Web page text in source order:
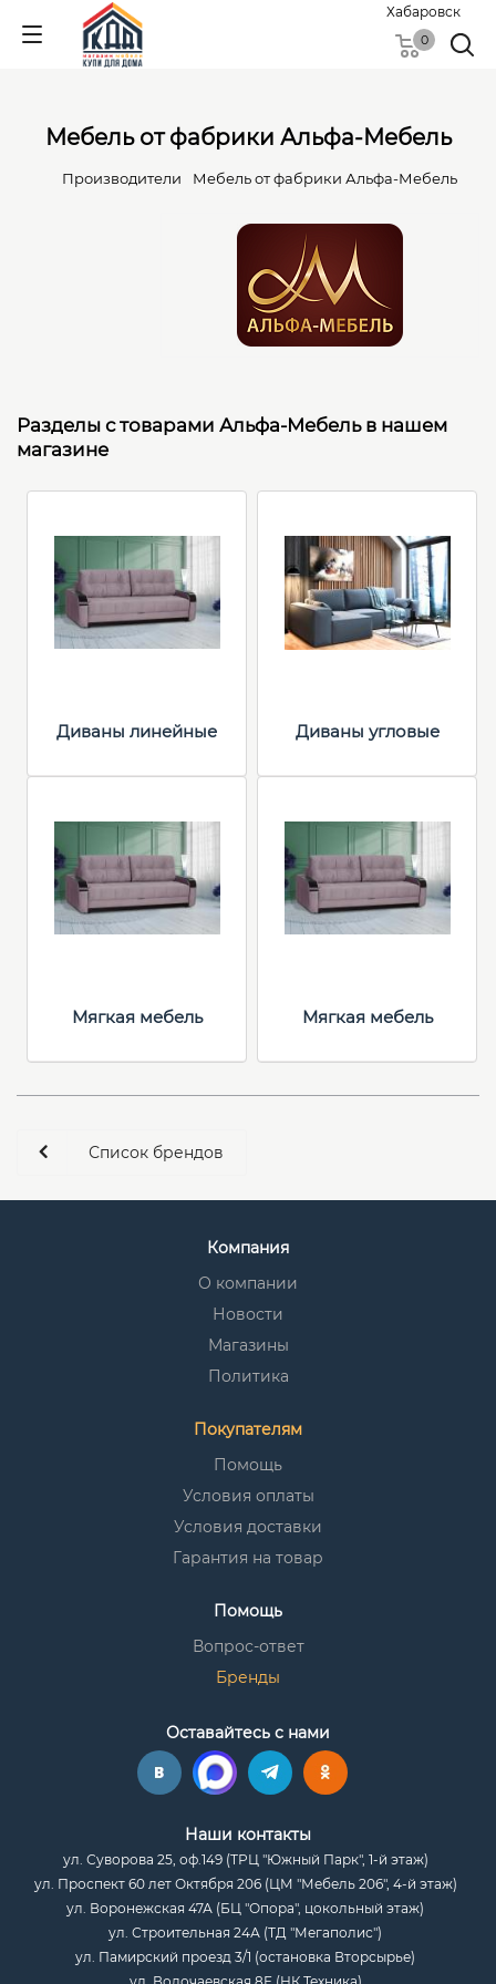
Хабаровск
0
Мебель от фабрики Альфа-Мебель
Производители Мебель от фабрики Альфа-Мебель
Разделы с товарами Альфа-Мебель в нашем
магазине
Диваны линейные Диваны угловые
Мягкая мебель Мягкая мебель
Список брендов
Компания
О компании
Новости
Магазины
Политика
Покупателям
Помощь
Условия оплаты
Условия доставки
Гарантия на товар
Помощь
Вопрос-ответ
Бренды
Оставайтесь с нами
Наши контакты
ул. Суворова 25, оф.149 (ТРЦ "Южный Парк", 1-й этаж)
ул. Проспект 60 лет Октября 206 (ЦМ "Мебель 206", 4-й этаж)
ул. Воронежская 47А (БЦ "Опора", цокольный этаж)
ул. Строительная 24А (ТД "Мегаполис")
ул. Памирский проезд 3/1 (остановка Вторсырье)